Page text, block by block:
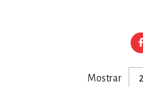
Mostrar